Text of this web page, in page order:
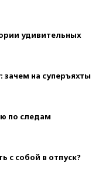
удивительных
зачем на суперъяхты
по следам
с собой в отпуск?